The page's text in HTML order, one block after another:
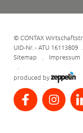
©CONTAX
UID-Nr. - ATU 16113809
Sitemap
Impressum
produced by